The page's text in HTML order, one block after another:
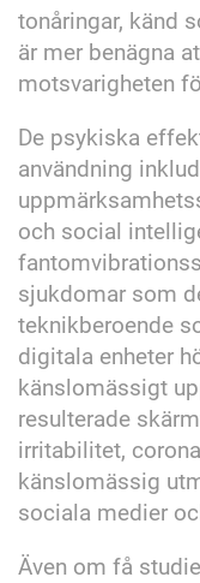
tonåringar, känd
är mer benägna
motsvarigheten
De psykiska
användning
och social
sjukdomar som
teknikberoende
digitala enheter
känslomässigt
resulterade
irritabilitet,
känslomässig
sociala medier
Även om få